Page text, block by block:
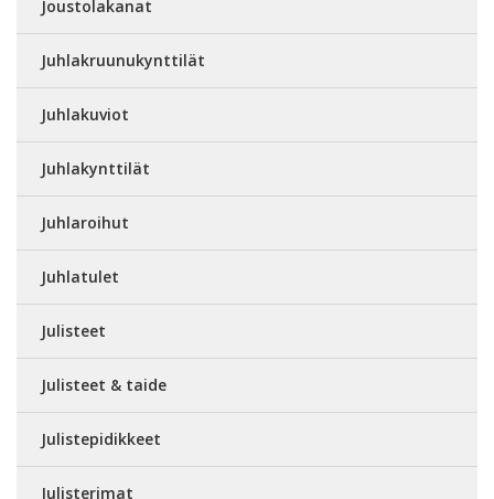
Joustolakanat
Juhlakruunukynttilät
Juhlakuviot
Juhlakynttilät
Juhlaroihut
Juhlatulet
Julisteet
Julisteet & taide
Julistepidikkeet
Julisterimat